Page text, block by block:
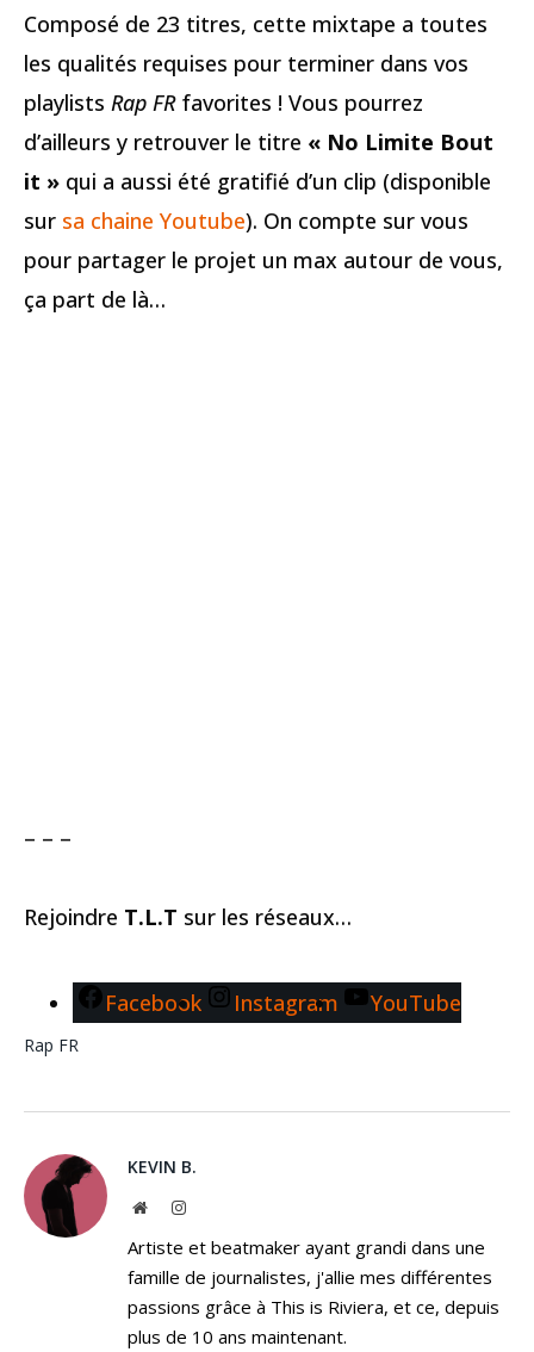
Composé de 23 titres, cette mixtape a toutes
les qualités requises pour terminer dans vos
playlists Rap FRfavorites ! Vous pourrez
d’ailleurs y retrouver le titre « No Limite Bout
it » qui a aussi été gratifié d’un clip (disponible
sur sa chaine Youtube). On compte sur vous
pour partager le projet un max autour de vous,
ça part de là…
– – –
Rejoindre T.L.T sur les réseaux…
Facebook Instagram YouTube
Rap FR
KEVIN B.
WebsiteInstagram
Artiste et beatmaker ayant grandi dans une
famille de journalistes, j'allie mes différentes
passions grâce à This is Riviera, et ce, depuis
plus de 10 ans maintenant.